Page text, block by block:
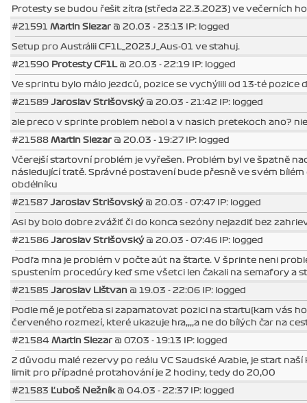
Protesty se budou řešit zítra (středa 22.3.2023) ve večerních
#21591 Martin Slezar @ 20.03 - 23:13 IP: logged
Setup pro Austrálii CF1L_2023J_Aus-01 ve stahuj.
#21590 Protesty CF1L@ 20.03 - 22:19 IP: logged
Ve sprintu bylo málo jezdců, pozice se vychýlili od 13-té pozice
#21589 Jaroslav Strišovský@ 20.03 - 21:42 IP: logged
ale preco v sprinte problem nebol a v nasich pretekoch ano?
#21588 Martin Slezar @ 20.03 - 19:27 IP: logged
Včerejší startovní problém je vyřešen. Problém byl ve špatně
následující tratě. Správné postavení bude přesně ve svém
obdélníku
#21587 Jaroslav Strišovský@ 20.03 - 07:47 IP: logged
Asi by bolo dobre zvážiť či do konca sezóny nejazdiť bez
#21586 Jaroslav Strišovský@ 20.03 - 07:46 IP: logged
Podľa mna je problém v počte aút na štarte. V šprinte neni
spustením procedúry keď sme všetci len čakali na semafory a
#21585 Jaroslav Lištvan @ 19.03 - 22:06 IP: logged
Podle mě je potřeba si zapamatovat pozici na startu(kam vás
červeného rozmezí, které ukazuje hra,,,,a ne do bílých čar na
#21584 Martin Slezar @ 07.03 - 19:13 IP: logged
Z důvodu malé rezervy po reálu VC Saudské Arabie, je start
limit pro případné protahování je 2 hodiny, tedy do 20,00
#21583 Ľuboš Nežník@ 04.03 - 22:37 IP: logged